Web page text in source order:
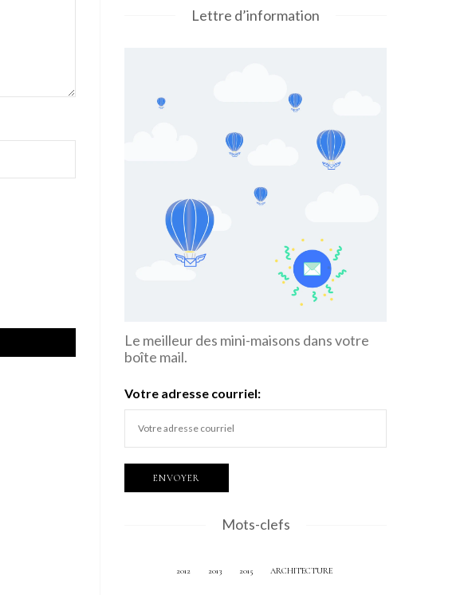
Lettre d’information
Le meilleur des mini-maisons dans votre
boîte mail.
Votre adresse courriel:
Mots-clefs
2012 2013 2015 ARCHITECTURE